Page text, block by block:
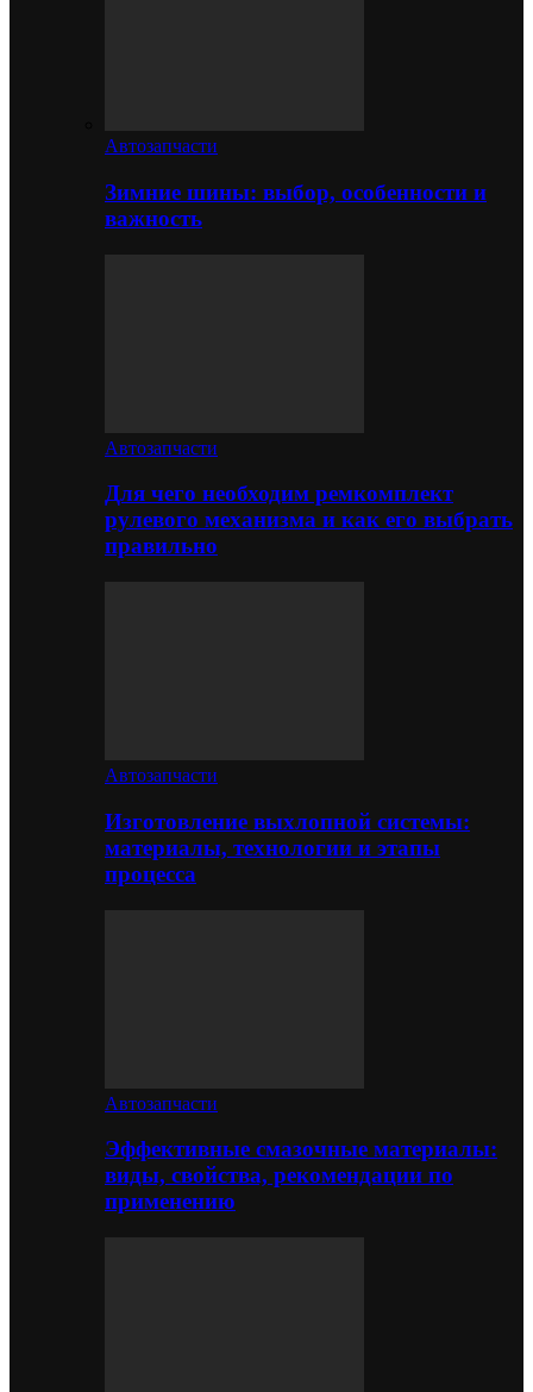
Автозапчасти
Зимние шины: выбор, особенности и
важность
Автозапчасти
Для чего необходим ремкомплект
рулевого механизма и как его выбрать
правильно
Автозапчасти
Изготовление выхлопной системы:
материалы, технологии и этапы
процесса
Автозапчасти
Эффективные смазочные материалы:
виды, свойства, рекомендации по
применению